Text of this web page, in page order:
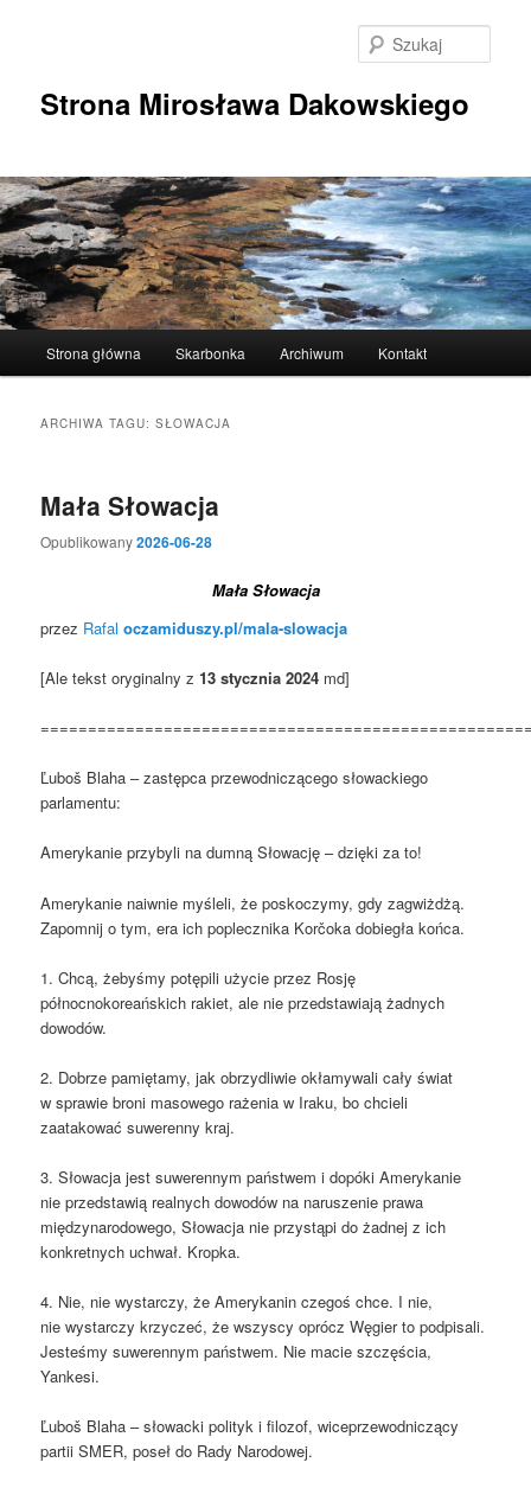
Strona Mirosława Dakowskiego
Strona główna Skarbonka Archiwum Kontakt
ARCHIWA TAGU:SŁOWACJA
Mała Słowacja
Opublikowany2026-06-28
Mała Słowacja
przez Rafaloczamiduszy.pl/mala-slowacja
[Ale tekst oryginalny z13 stycznia 2024 md]
Ľuboš Blaha – zastępca przewodniczącego słowackiego
parlamentu:
Amerykanie przybyli na dumną Słowację – dzięki za to!
Amerykanie naiwnie myśleli, że poskoczymy, gdy zagwiżdżą.
Zapomnij o tym, era ich poplecznika Korčoka dobiegła końca.
1. Chcą, żebyśmy potępili użycie przez Rosję
północnokoreańskich rakiet, ale nie przedstawiają żadnych
dowodów.
2. Dobrze pamiętamy, jak obrzydliwie okłamywali cały świat
w sprawie broni masowego rażenia w Iraku, bo chcieli
zaatakować suwerenny kraj.
3. Słowacja jest suwerennym państwem i dopóki Amerykanie
nie przedstawią realnych dowodów na naruszenie prawa
międzynarodowego, Słowacja nie przystąpi do żadnej z ich
konkretnych uchwał. Kropka.
4. Nie, nie wystarczy, że Amerykanin czegoś chce. I nie,
nie wystarczy krzyczeć, że wszyscy oprócz Węgier to podpisali.
Jesteśmy suwerennym państwem. Nie macie szczęścia,
Yankesi.
Ľuboš Blaha – słowacki polityk i filozof, wiceprzewodniczący
partii SMER, poseł do Rady Narodowej.